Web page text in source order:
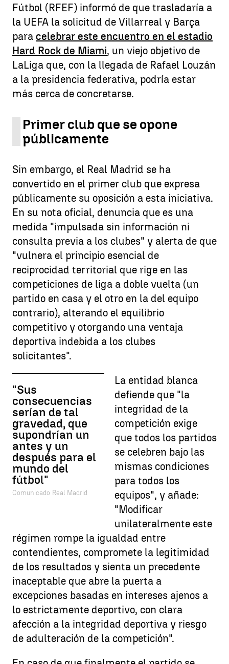
Fútbol (RFEF) informó de que trasladaría a
la UEFA la solicitud de Villarreal y Barça
para celebrar este encuentro en el estadio
Hard Rock de Miami, un viejo objetivo de
LaLiga que, con la llegada de Rafael Louzán
a la presidencia federativa, podría estar
más cerca de concretarse.
Primer club que se opone
públicamente
Sin embargo, el Real Madrid se ha
convertido en el primer club que expresa
públicamente su oposición a esta iniciativa.
En su nota oficial, denuncia que es una
medida "impulsada sin información ni
consulta previa a los clubes" y alerta de que
"vulnera el principio esencial de
reciprocidad territorial que rige en las
competiciones de liga a doble vuelta (un
partido en casa y el otro en la del equipo
contrario), alterando el equilibrio
competitivo y otorgando una ventaja
deportiva indebida a los clubes
solicitantes".
"Sus
consecuencias
serían de tal
gravedad, que
supondrían un
antes y un
después para el
mundo del
fútbol"
Comunicado Real Madrid
La entidad blanca
defiende que "la
integridad de la
competición exige
que todos los partidos
se celebren bajo las
mismas condiciones
para todos los
equipos", y añade:
"Modificar
unilateralmente este
régimen rompe la igualdad entre
contendientes, compromete la legitimidad
de los resultados y sienta un precedente
inaceptable que abre la puerta a
excepciones basadas en intereses ajenos a
lo estrictamente deportivo, con clara
afección a la integridad deportiva y riesgo
de adulteración de la competición".